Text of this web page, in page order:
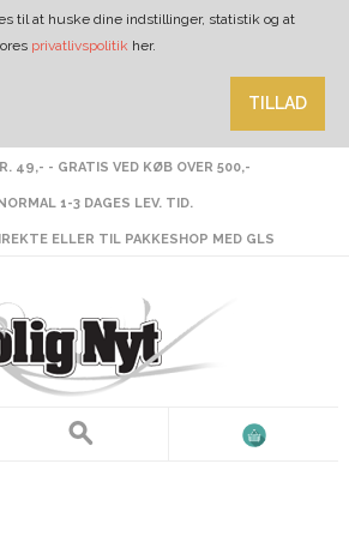
til at huske dine indstillinger, statistik og at
privatlivspolitik her.
TILLAD
49,- - GRATIS VED KØB OVER 500,-
1-3 DAGES LEV. TID.
ELLER TIL PAKKESHOP MED GLS